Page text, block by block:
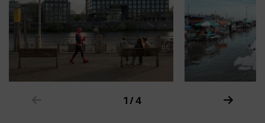
Zeige vorheriges Element im Karussell Zeige
1 / 4